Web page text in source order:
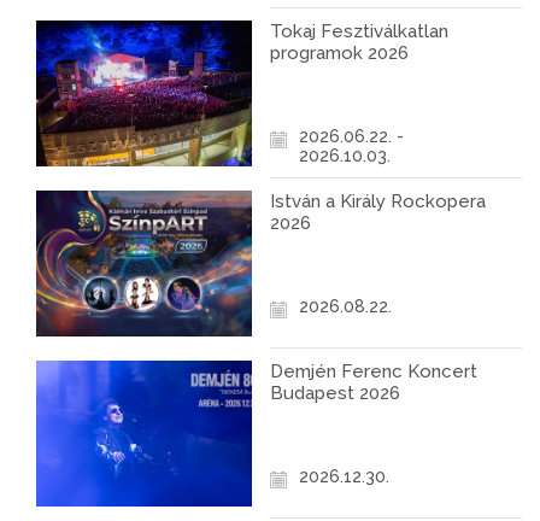
Tokaj Fesztiválkatlan
programok 2026
2026.06.22. -
2026.10.03.
István a Király Rockopera
2026
2026.08.22.
Demjén Ferenc Koncert
Budapest 2026
2026.12.30.